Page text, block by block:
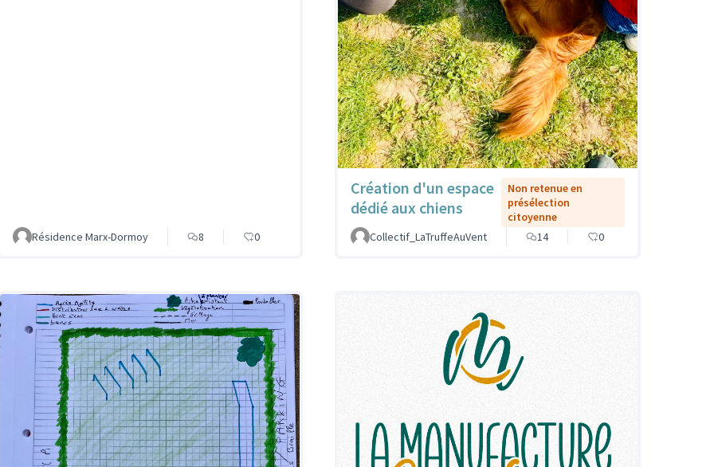
Résidence Marx-Dormoy 8 0
Création d'un espace
dédié aux chiens
Non retenue en
présélection
citoyenne
Collectif_LaTruffeAuVent
14 0